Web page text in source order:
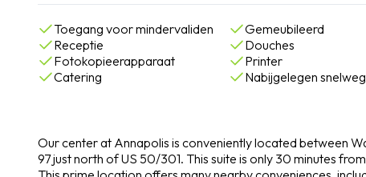
Toegang voor mindervaliden Gemeubileerd
Receptie
Douches
Fotokopieerapparaat
Printer
Catering
Nabijgelegen
Our center at Annapolis is conveniently located between
97 just north of US 50/301. This suite is only 30 minutes